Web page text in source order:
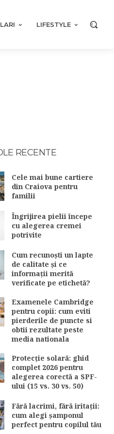
LIFESTYLE
RECENTE
Cele mai bune cartiere
din Craiova pentru
familii
Îngrijirea pielii începe
cu alegerea cremei
potrivite
Cum recunoști un lapte
de calitate și ce
informații merită
verificate pe etichetă?
Examenele Cambridge
pentru copii: cum eviti
pierderile de puncte si
obtii rezultate peste
media nationala
Protecție solară: ghid
complet 2026 pentru
alegerea corectă a SPF-
ului (15 vs. 30 vs. 50)
Fără lacrimi, fără iritații:
cum alegi șamponul
perfect pentru copilul tău